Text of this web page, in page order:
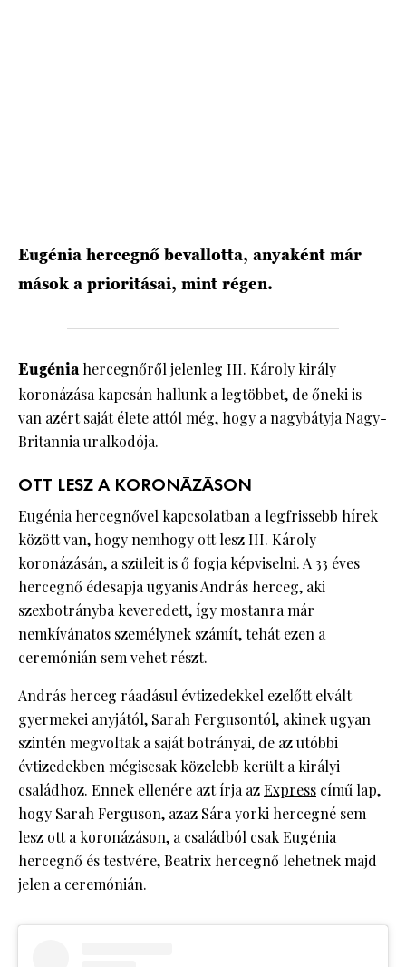
Eugénia hercegnő bevallotta, anyaként már
mások a prioritásai, mint régen.
Eugéniahercegnőről jelenleg III. Károly király
koronázása kapcsán hallunk a legtöbbet, de őneki is
van azért saját élete attól még, hogy a nagybátyja Nagy-
Britannia uralkodója.
OTT LESZ A KORONÁZÁSON
Eugénia hercegnővel kapcsolatban a legfrissebb hírek
között van, hogy nemhogy ott lesz III. Károly
koronázásán, a szüleit is ő fogja képviselni. A 33 éves
hercegnő édesapja ugyanis András herceg, aki
szexbotrányba keveredett, így mostanra már
nemkívánatos személynek számít, tehát ezen a
ceremónián sem vehet részt.
András herceg ráadásul évtizedekkel ezelőtt elvált
gyermekei anyjától, Sarah Fergusontól, akinek ugyan
szintén megvoltak a saját botrányai, de az utóbbi
évtizedekben mégiscsak közelebb került a királyi
családhoz. Ennek ellenére azt írja azExpress című lap,
hogy Sarah Ferguson, azaz Sára yorki hercegné sem
lesz ott a koronázáson, a családból csak Eugénia
hercegnő és testvére, Beatrix hercegnő lehetnek majd
jelen a ceremónián.